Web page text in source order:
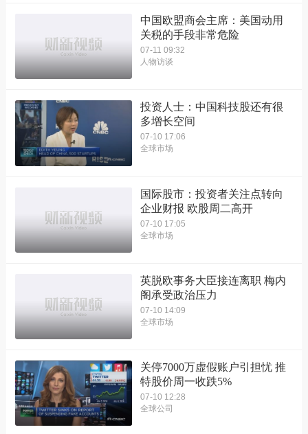
中国欧盟商会主席：美国动用
关税的手段非常危险
07-11 09:32
人物访谈
投资人士：中国科技股还有很
多增长空间
07-10 17:06
全球市场
国际股市：投资者关注点转向
企业财报 欧股周二高开
07-10 17:05
全球市场
英脱欧事务大臣接连离职 梅内
阁承受政治压力
07-10 14:09
全球市场
关停7000万虚假账户引担忧 推
特股价周一收跌5%
07-10 12:28
全球公司